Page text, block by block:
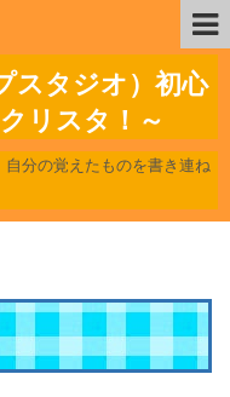
スタジオ）初心
リスタ！～
分の覚えたものを書き連ね